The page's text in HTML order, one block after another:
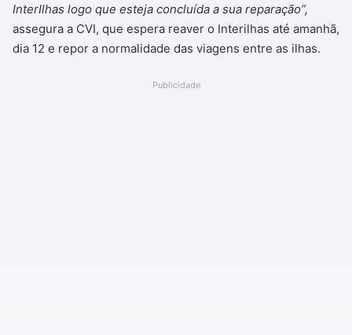
InterIlhas logo que esteja concluída a sua reparação”,
assegura a CVI, que espera reaver o Interilhas até amanhã,
dia 12 e repor a normalidade das viagens entre as ilhas.
Publicidade